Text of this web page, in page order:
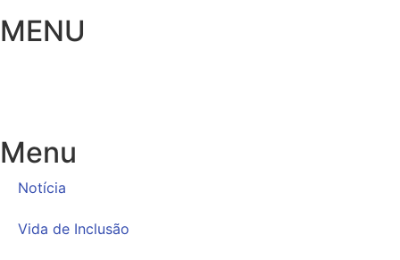
MENU
Menu
Notícia
Vida de Inclusão